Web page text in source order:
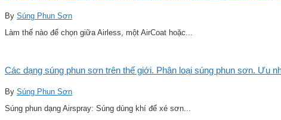
By Súng Phun Sơn
Làm thế nào để chọn giữa Airless, một AirCoat hoặc...
Các dạng súng phun sơn trên thế giới. Phân loại súng phun sơn. Ưu
By Súng Phun Sơn
Súng phun dạng Airspray: Súng dùng khí để xé sơn...